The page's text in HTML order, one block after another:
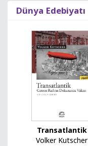
Dünya Edebiyatı
Transatlantik
Volker Kutscher